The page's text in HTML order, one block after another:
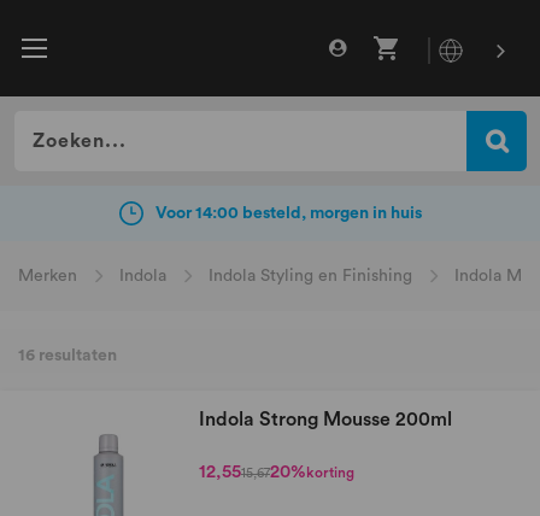
Voor 14:00 besteld, morgen in huis
Gratis verzending vanaf €49
Merken Indola Indola Styling en Finishing Indola
16 resultaten
Indola Strong Mousse 200ml
12,5515,6720% korting